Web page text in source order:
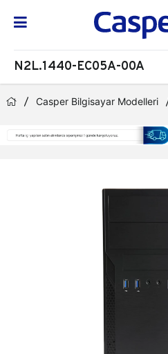
N2L.1440-EC05A-00A
Casper Bilgisayar Modelleri